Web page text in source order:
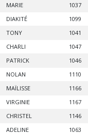
MARIE
1037
DIAKITÉ
1099
TONY
1041
CHARLI
1047
PATRICK
1046
NOLAN
1110
MAÏLISSE
1166
VIRGINIE
1167
CHRISTEL
1146
ADELINE
1063